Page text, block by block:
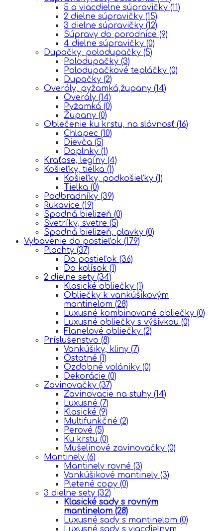
5 a viacdielne súpravičky (11)
2 dielne súpravičky (15)
3 dielne súpravičky (12)
Súpravy do porodnice (9)
4 dielne súpravičky (0)
Dupačky, polodupačky (5)
Polodupačky (3)
Polodupačkové tepláčky (0)
Dupačky (2)
Overály, pyžamká,župany (14)
Overály (14)
Pyžamká (0)
Župany (0)
Oblečenie ku krstu, na slávnosť (16)
Chlapec (10)
Dievča (5)
Doplnky (1)
Kraťase, legíny (4)
Košieľky, tielka (1)
Košieľky, podkošieľky (1)
Tielka (0)
Podbradníky (39)
Rukavice (19)
Spodná bielizeň (0)
Svetríky, svetre (5)
Spodná bielizeň, plavky (0)
Vybavenie do postieľok (179)
Plachty (37)
Do postieľok (36)
Do kolísok (1)
2 dielne sety (34)
Klasické obliečky (1)
Obliečky k vankúšikovým
mantinelom (28)
Luxusné kombinované obliečky (0)
Luxusné obliečky s výšivkou (0)
Flanelové obliečky (2)
Príslušenstvo (8)
Vankúšiky, kliny (7)
Ostatné (1)
Ozdobné volániky (0)
Dekorácie (0)
Zavinovačky (37)
Zavinovacie na stuhy (14)
Luxusné (7)
Klasické (9)
Multifunkčné (2)
Perové (5)
Ku krstu (0)
Mušelinové zavinovačky (0)
Mantinely (6)
Mantinely rovné (3)
Vankúšikové mantinely (3)
Pletené copy (0)
3 dielne sety (32)
Klasické sady s rovným
mantinelom (28)
Luxusné sady s mantinelom (0)
Luxusné sady s viacdielnym